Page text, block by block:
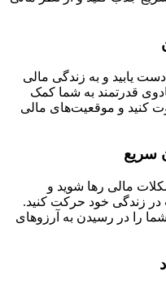
یابید و به زندگی مالی
قدرتمند به شما کمک
کنید و موقعیت‌های مالی
سریع
مالی رها شوید و
زندگی خود حرکت کنید.
را در رسیدن به آرزوهای